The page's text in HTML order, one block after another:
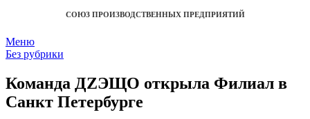
СОЮЗ ПРОИЗВОДСТВЕННЫХ ПРЕДПРИЯТИЙ
Меню
Без рубрики
Команда ДZЭЩО открыла Филиал в
Санкт Петербурге